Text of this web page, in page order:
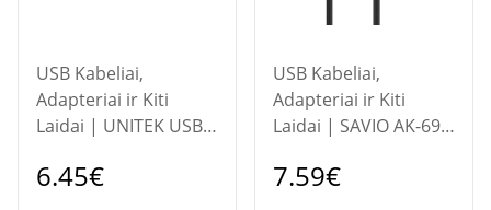
USB Kabeliai,
Adapteriai ir Kiti
Laidai | UNITEK USB-
ADAPTERIS, A1034NI
6.45€
USB Kabeliai,
Adapteriai ir Kiti
Laidai | SAVIO AK-69
Gen 1 (M) - SATA (F),
7.59€